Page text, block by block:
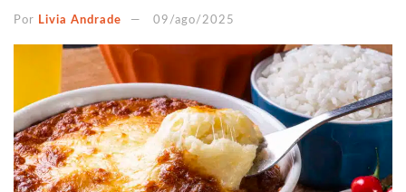
Por Livia Andrade 09/ago/2025